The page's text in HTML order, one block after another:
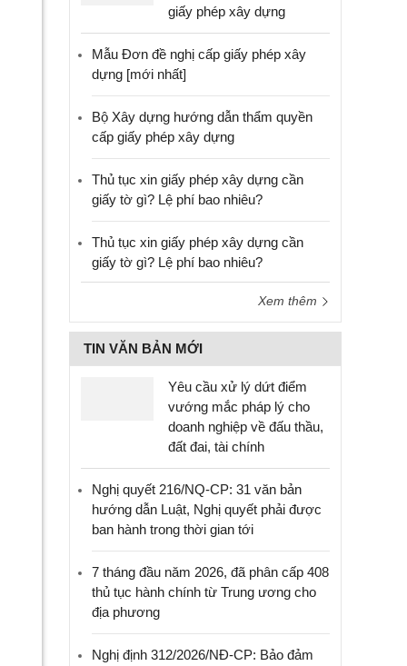
giấy phép xây dựng
Mẫu Đơn đề nghị cấp giấy phép xây
dựng [mới nhất]
Bộ Xây dựng hướng dẫn thẩm quyền
cấp giấy phép xây dựng
Thủ tục xin giấy phép xây dựng cần
giấy tờ gì? Lệ phí bao nhiêu?
Thủ tục xin giấy phép xây dựng cần
giấy tờ gì? Lệ phí bao nhiêu?
Xem thêm
TIN VĂN BẢN MỚI
Yêu cầu xử lý dứt điểm
vướng mắc pháp lý cho
doanh nghiệp về đấu thầu,
đất đai, tài chính
Nghị quyết 216/NQ-CP: 31 văn bản
hướng dẫn Luật, Nghị quyết phải được
ban hành trong thời gian tới
7 tháng đầu năm 2026, đã phân cấp 408
thủ tục hành chính từ Trung ương cho
địa phương
Nghị định 312/2026/NĐ-CP: Bảo đảm